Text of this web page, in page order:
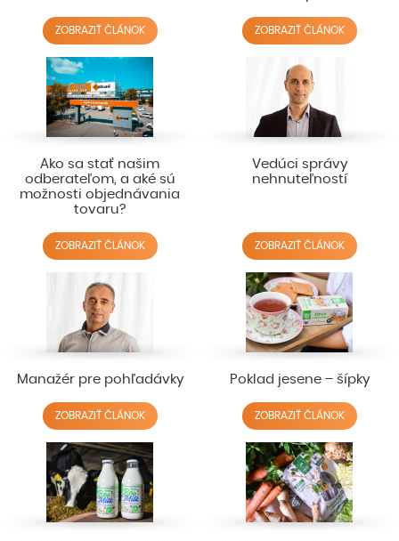
ZOBRAZIŤ ČLÁNOK ZOBRAZIŤ ČLÁNOK
Ako sa stať našim
odberateľom, a aké sú
možnosti objednávania
tovaru?
ZOBRAZIŤ ČLÁNOK
Vedúci správy
nehnuteľností
ZOBRAZIŤ ČLÁNOK
Manažér pre pohľadávky
ZOBRAZIŤ ČLÁNOK
Poklad jesene – šípky
ZOBRAZIŤ ČLÁNOK